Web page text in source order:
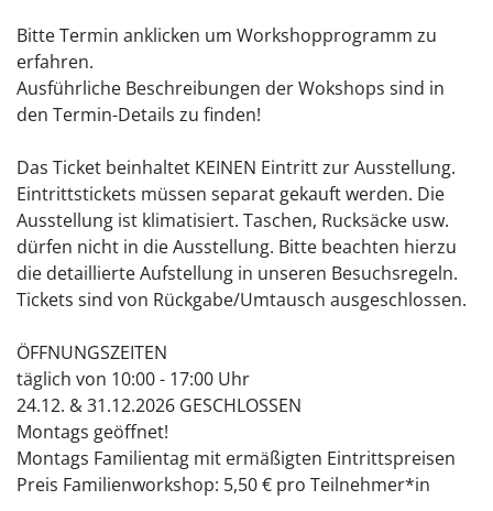
Bitte Termin anklicken um Workshopprogramm zu
erfahren.
Ausführliche Beschreibungen der Wokshops sind in
den Termin-Details zu finden!
Das Ticket beinhaltet KEINEN Eintritt zur Ausstellung.
Eintrittstickets müssen separat gekauft werden. Die
Ausstellung ist klimatisiert. Taschen, Rucksäcke usw.
dürfen nicht in die Ausstellung. Bitte beachten hierzu
die detaillierte Aufstellung in unseren Besuchsregeln.
Tickets sind von Rückgabe/Umtausch ausgeschlossen.
ÖFFNUNGSZEITEN
täglich von 10:00 - 17:00 Uhr
24.12. & 31.12.2026 GESCHLOSSEN
Montags geöffnet!
Montags Familientag mit ermäßigten Eintrittspreisen
Preis Familienworkshop: 5,50 € pro Teilnehmer*in